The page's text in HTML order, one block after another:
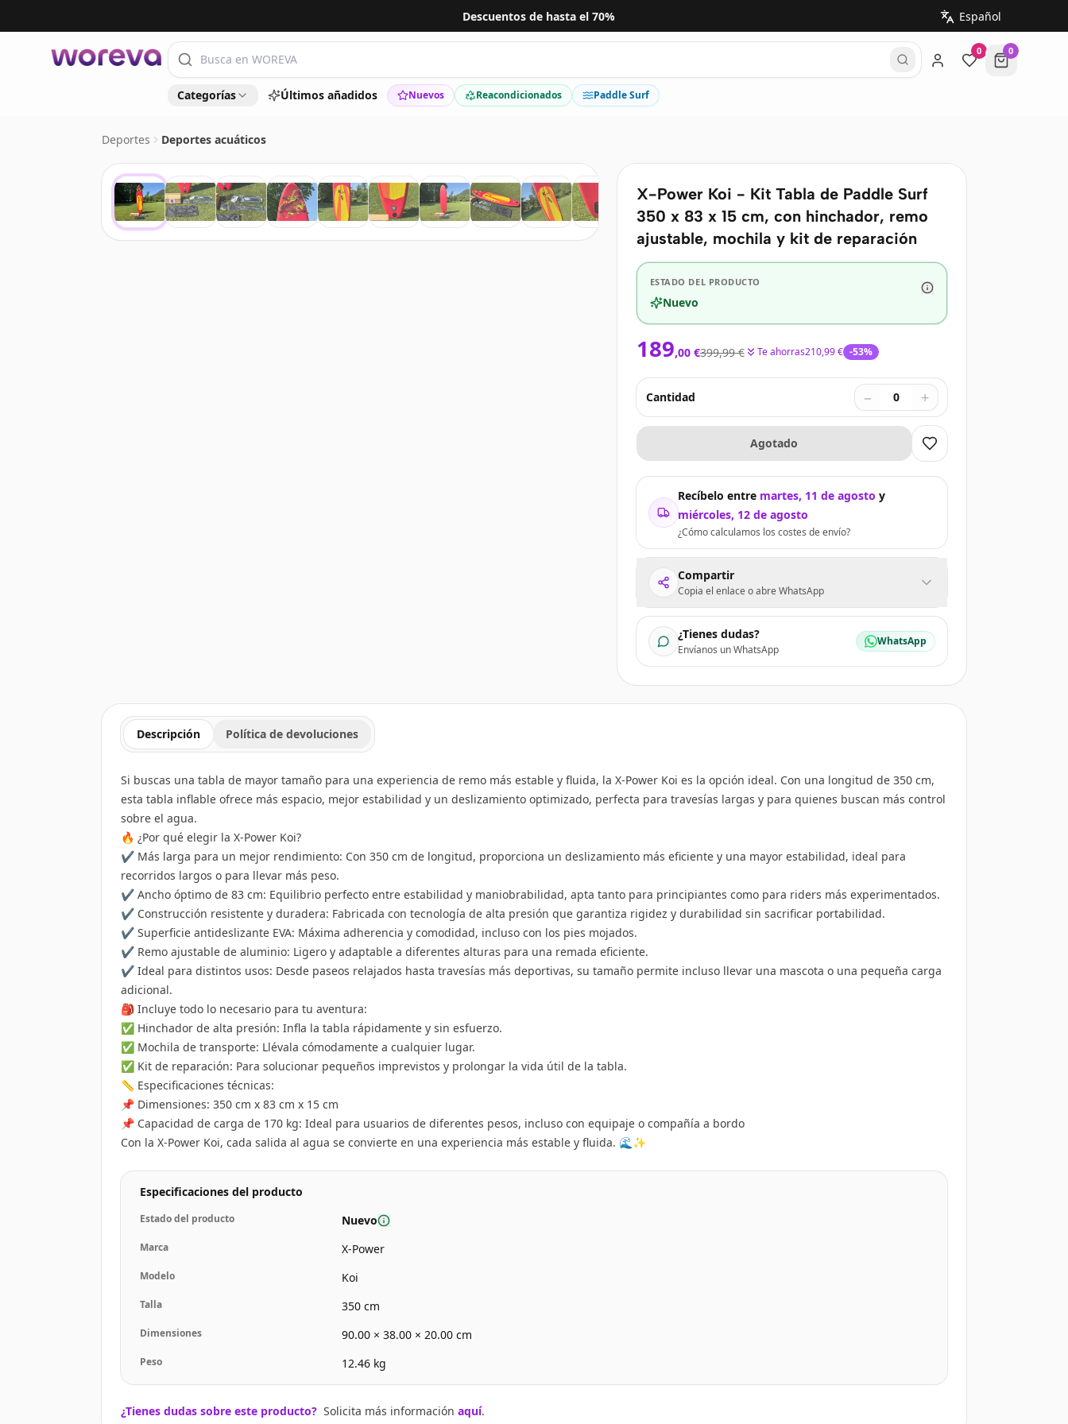
Descuentos de hasta el 70%
Categorías Últimos añadidos Nuevos Reacondicionados Paddle Surf
0 0
Deportes Deportes acuáticos
‹ ›
X-Power Koi - Kit Tabla de Paddle Surf
350 x 83 x 15 cm, con hinchador, remo
ajustable, mochila y kit de reparación
ESTADO DEL PRODUCTO
Nuevo
189,00 €399,99 € Te ahorras210,99 € -53%
Cantidad − 0 +
Agotado
Recíbelo entre martes, 11 de agosto y
miércoles, 12 de agosto
¿Cómo calculamos los costes de envío?
Compartir
Copia el enlace o abre WhatsApp
¿Tienes dudas?
Envíanos un WhatsApp
WhatsApp
Descripción Política de devoluciones
Si buscas una tabla de mayor tamaño para una experiencia de remo más estable y fluida, la X-Power Koi es la opción ideal. Con una longitud de 350 cm,
esta tabla inflable ofrece más espacio, mejor estabilidad y un deslizamiento optimizado, perfecta para travesías largas y para quienes buscan más control
sobre el agua.
🔥 ¿Por qué elegir la X-Power Koi?
✔ Más larga para un mejor rendimiento: Con 350 cm de longitud, proporciona un deslizamiento más eficiente y una mayor estabilidad, ideal para
recorridos largos o para llevar más peso.
✔ Ancho óptimo de 83 cm: Equilibrio perfecto entre estabilidad y maniobrabilidad, apta tanto para principiantes como para riders más experimentados.
✔ Construcción resistente y duradera: Fabricada con tecnología de alta presión que garantiza rigidez y durabilidad sin sacrificar portabilidad.
✔ Superficie antideslizante EVA: Máxima adherencia y comodidad, incluso con los pies mojados.
✔ Remo ajustable de aluminio: Ligero y adaptable a diferentes alturas para una remada eficiente.
✔ Ideal para distintos usos: Desde paseos relajados hasta travesías más deportivas, su tamaño permite incluso llevar una mascota o una pequeña carga
adicional.
🎒 Incluye todo lo necesario para tu aventura:
✅ Hinchador de alta presión: Infla la tabla rápidamente y sin esfuerzo.
✅ Mochila de transporte: Llévala cómodamente a cualquier lugar.
✅ Kit de reparación: Para solucionar pequeños imprevistos y prolongar la vida útil de la tabla.
📏 Especificaciones técnicas:
📌 Dimensiones: 350 cm x 83 cm x 15 cm
📌 Capacidad de carga de 170 kg: Ideal para usuarios de diferentes pesos, incluso con equipaje o compañía a bordo
Con la X-Power Koi, cada salida al agua se convierte en una experiencia más estable y fluida. 🌊✨
Especificaciones del producto
Estado del producto Nuevo
Marca X-Power
Modelo Koi
Talla 350 cm
Dimensiones 90.00× 38.00× 20.00cm
Peso 12.46kg
¿Tienes dudas sobre este producto? Solicita más información aquí.